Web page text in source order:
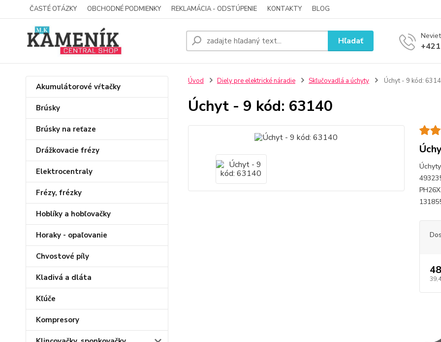
ČASTÉ OTÁZKY OBCHODNÉ PODMIENKY REKLAMÁCIA - ODSTÚPENIE KONTAKTY BLOG
Hľadať
Akumulátorové vŕtačky
Brúsky
Brúsky na reťaze
Drážkovacie frézy
Elektrocentraly
Frézy, frézky
Hoblíky a hobľovačky
Horaky - opaľovanie
Chvostové píly
Kladivá a dláta
Kľúče
Kompresory
Úvod Diely pre elektrické náradie Skľučovadlá a úchyty Úchyt - 9 kód:
Úchyt - 9 kód: 63140